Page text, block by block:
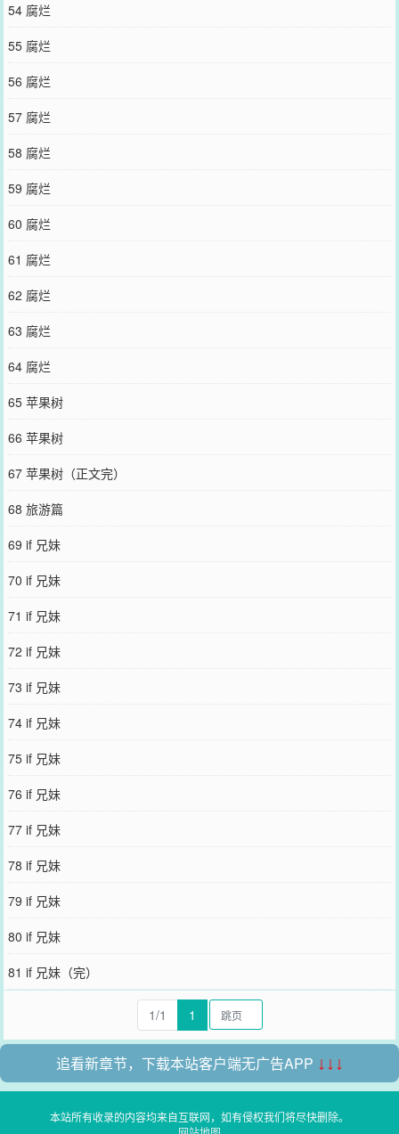
54 腐烂
55 腐烂
56 腐烂
57 腐烂
58 腐烂
59 腐烂
60 腐烂
61 腐烂
62 腐烂
63 腐烂
64 腐烂
65 苹果树
66 苹果树
67 苹果树（正文完）
68 旅游篇
69 if 兄妹
70 if 兄妹
71 if 兄妹
72 if 兄妹
73 if 兄妹
74 if 兄妹
75 if 兄妹
76 if 兄妹
77 if 兄妹
78 if 兄妹
79 if 兄妹
80 if 兄妹
81 if 兄妹（完）
1/1 1
追看新章节，下载本站客户端无广告APP ↓↓↓
本站所有收录的内容均来自互联网，如有侵权我们将尽快删除。